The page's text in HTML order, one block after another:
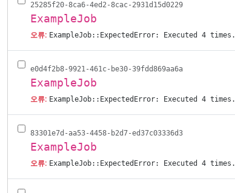
25285f20-8ca6-4ed2-8cac-2931d15d0229
ExampleJob
오류: ExampleJob::ExpectedError: Executed 4 times.
e0d4f2b8-9921-461c-be30-39fdd869aa6a
ExampleJob
오류: ExampleJob::ExpectedError: Executed 4 times.
83301e7d-aa53-4458-b2d7-ed37c03336d3
ExampleJob
오류: ExampleJob::ExpectedError: Executed 4 times.